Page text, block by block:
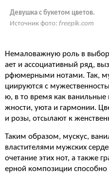
Девушка с букетом цветов.
Источник фото: freepik.com
Немаловажную роль в
ает и ассоциативный ряд,
рфюмерными нотами. Так,
циируются с
ю, в то время как
жности, уюта и гармонии.
и розы, отсылают к
Таким образом, мускус,
властителями мужских
очетание этих нот, а также
ерной композиции способно